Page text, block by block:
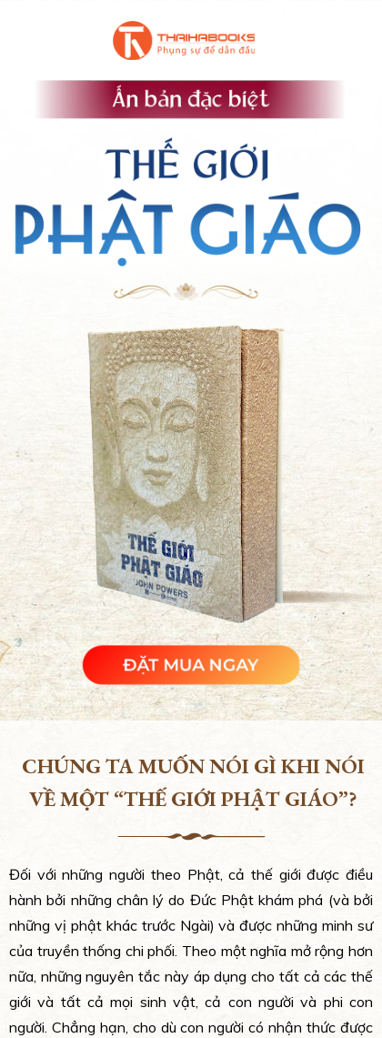
ĐẶT MUA NGAY
CHÚNG TA MUỐN NÓI GÌ KHI NÓI
VỀ MỘT “THẾ GIỚI PHẬT GIÁO”?
Đối với những người theo Phật, cả thế giới được điều
hành bởi những chân lý do Đức Phật khám phá (và bởi
những vị phật khác trước Ngài) và được những minh sư
của truyền thống chi phối. Theo một nghĩa mở rộng hơn
nữa, những nguyên tắc này áp dụng cho tất cả các thế
giới và tất cả mọi sinh vật, cả con người và phi con
người. Chẳng hạn, cho dù con người có nhận thức được